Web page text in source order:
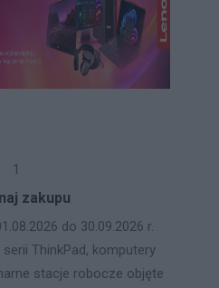
1
zakupu
do 30.09.2026 r.
ThinkPad, komputery
stacje robocze objęte